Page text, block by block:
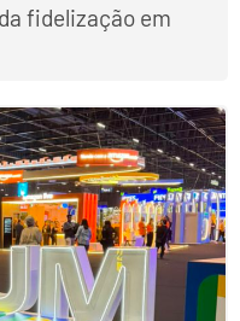
fidelização em